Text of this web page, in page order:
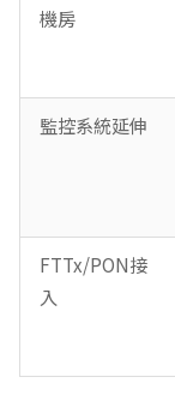
機房
監控系統延伸
FTTx/PON接
入